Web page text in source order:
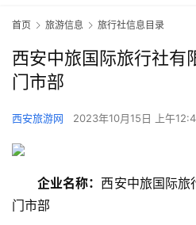
首页 旅游信息 旅行社信息目录
西安中旅国际旅行社有
门市部
西安旅游网 2023年10月15日 上午
企业名称： 西安中旅国际旅
门市部